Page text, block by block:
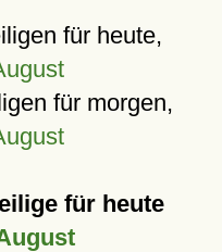
für heute,
für morgen,
für heute